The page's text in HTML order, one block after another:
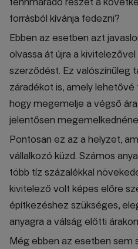
forrásból kívánja fedezni?
Ebben az esetben azt
olvassa át újra a
szerződést. Ez valószínűleg
záradékot is, amely
hogy megemelje a végső
jelentősen
Pontosan ez az a helyzet,
vállalkozó küzd. Számos
több tíz százalékkal
kivitelező volt képes előre
építkezéshez szükséges,
anyagra a válság előtti
Még ebben az esetben sem